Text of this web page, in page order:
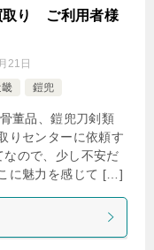
取り ご利用者様
21日
鎧兜
董品、鎧兜刀剣類
りセンターに依頼す
ので、少し不安だ
に魅力を感じて […]